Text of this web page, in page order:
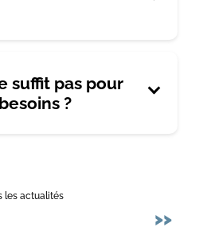
les actualités
>>
suffit pas pour
?